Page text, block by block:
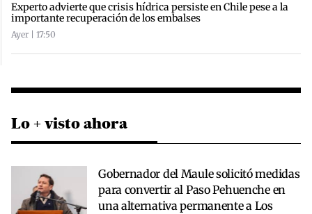
Experto advierte que crisis hídrica persiste en Chile pese a la
importante recuperación de los embalses
Ayer | 17:50
Lo + visto ahora
Gobernador del Maule solicitó medidas
para convertir al Paso Pehuenche en
una alternativa permanente a Los